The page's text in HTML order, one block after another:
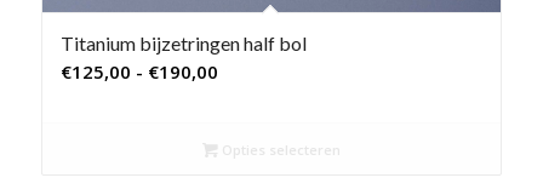
Titanium bijzetringen half bol
€125,00 - €190,00Prijsklasse:
€190,00
Opties selecteren